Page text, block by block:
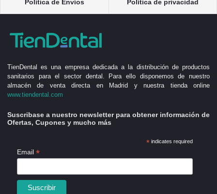
Política de Envíos Política de privacidad
TienDental es una empresa dedicada a la distribución de productos
sanitarios para el sector dental. Para ello disponemos de nuestro
almacén de venta directa en Madrid y nuestra tienda online
www.tiendental.com
Suscribase a nuestro newsletter para obtener información de
Ofertas, Cupones y mucho más
*indicates required
Email *